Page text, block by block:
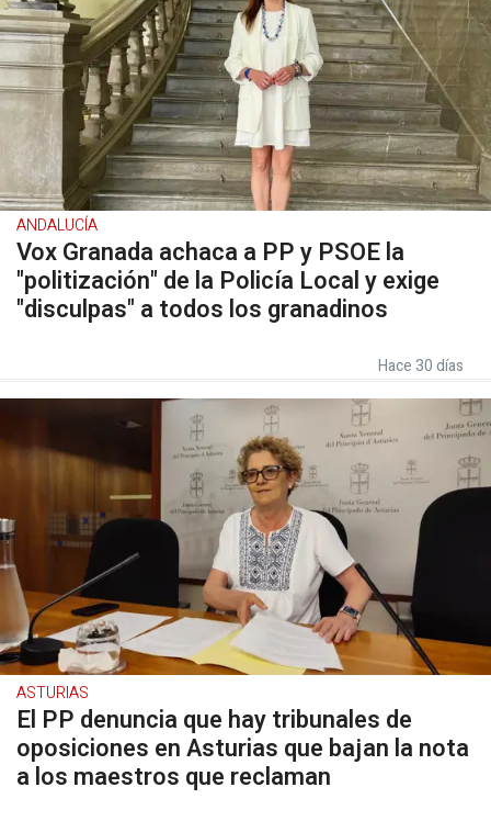
ANDALUCÍA
Vox Granada achaca a PP y PSOE la
"politización" de la Policía Local y exige
"disculpas" a todos los granadinos
Hace 30 días
ASTURIAS
El PP denuncia que hay tribunales de
oposiciones en Asturias que bajan la nota
a los maestros que reclaman